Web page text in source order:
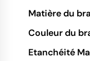
Matière du
Couleur du
Etanchéité